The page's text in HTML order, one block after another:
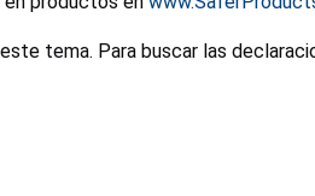
tema. Para buscar las